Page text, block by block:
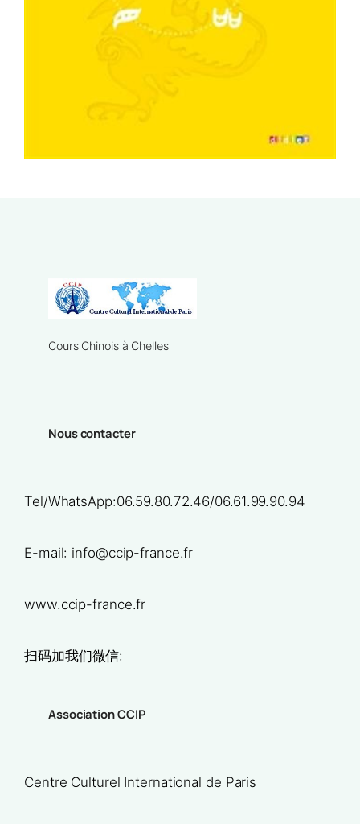
Cours Chinois à Chelles
Nous contacter
Tel/WhatsApp:06.59.80.72.46/06.61.99.90.94
E-mail: info@ccip-france.fr
www.ccip-france.fr
扫码加我们微信:
Association CCIP
Centre Culturel International de Paris